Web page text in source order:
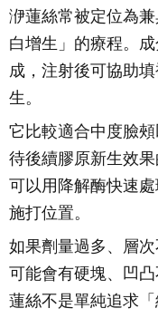
洢蓮絲常被定位為
白增生」的療程。
成，注射後可協助
生。
它比較適合中度臉
待後續膠原新生效
可以用降解酶快速
施打位置。
如果劑量過多、層
可能會有硬塊、凹
蓮絲不是單純追求